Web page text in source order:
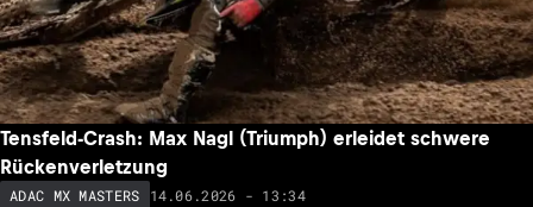
Tensfeld-Crash: Max Nagl (Triumph) erleidet schwere
Rückenverletzung
ADAC MX MASTERS 14.06.2026 - 13:34